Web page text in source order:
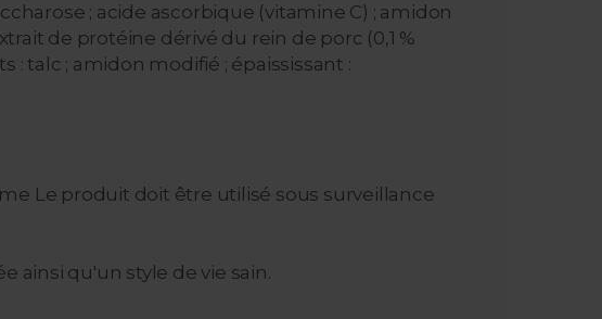
; acide ascorbique (vitamine C) ; amidon
de protéine dérivé du rein de porc (0,1 %
talc ; amidon modifié ; épaississant :
Le produit doit être utilisé sous surveillance
ainsi qu'un style de vie sain.